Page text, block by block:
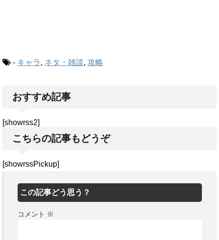
- キャラ, ネタ・雑談, 攻略
おすすめ記事
[showrss2]
こちらの記事もどうぞ
[showrssPickup]
この記事どう思う？
コメント ※